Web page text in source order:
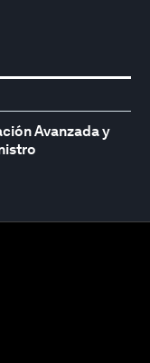
Avanzada y